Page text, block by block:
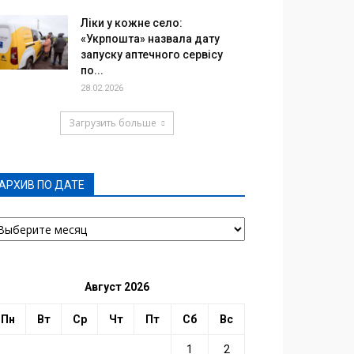
Ліки у кожне село:
«Укрпошта» назвала дату
запуску аптечного сервісу
по...
28.02.2026
Загрузить больше
ПО ДАТЕ
Август 2026
Пн Вт Ср Чт Пт Сб Вс
1 2